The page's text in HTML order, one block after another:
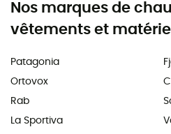
Nos marques de
vêtements et matériel
Patagonia
Ortovox
Rab
La Sportiva